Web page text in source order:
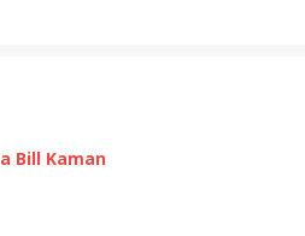
Bill Kaman